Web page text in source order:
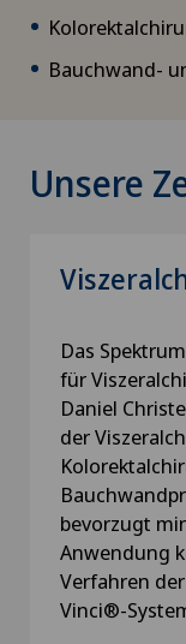
Bauchwand-
Unsere
Das
für
Daniel
der
bevorzugt
Anwendung
Verfahren
Vinci®-